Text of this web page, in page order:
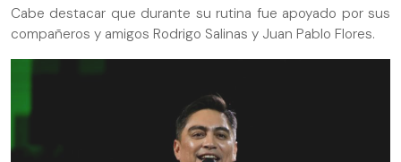
Cabe destacar que durante su rutina fue apoyado por sus
compañeros y amigos Rodrigo Salinas y Juan Pablo Flores.